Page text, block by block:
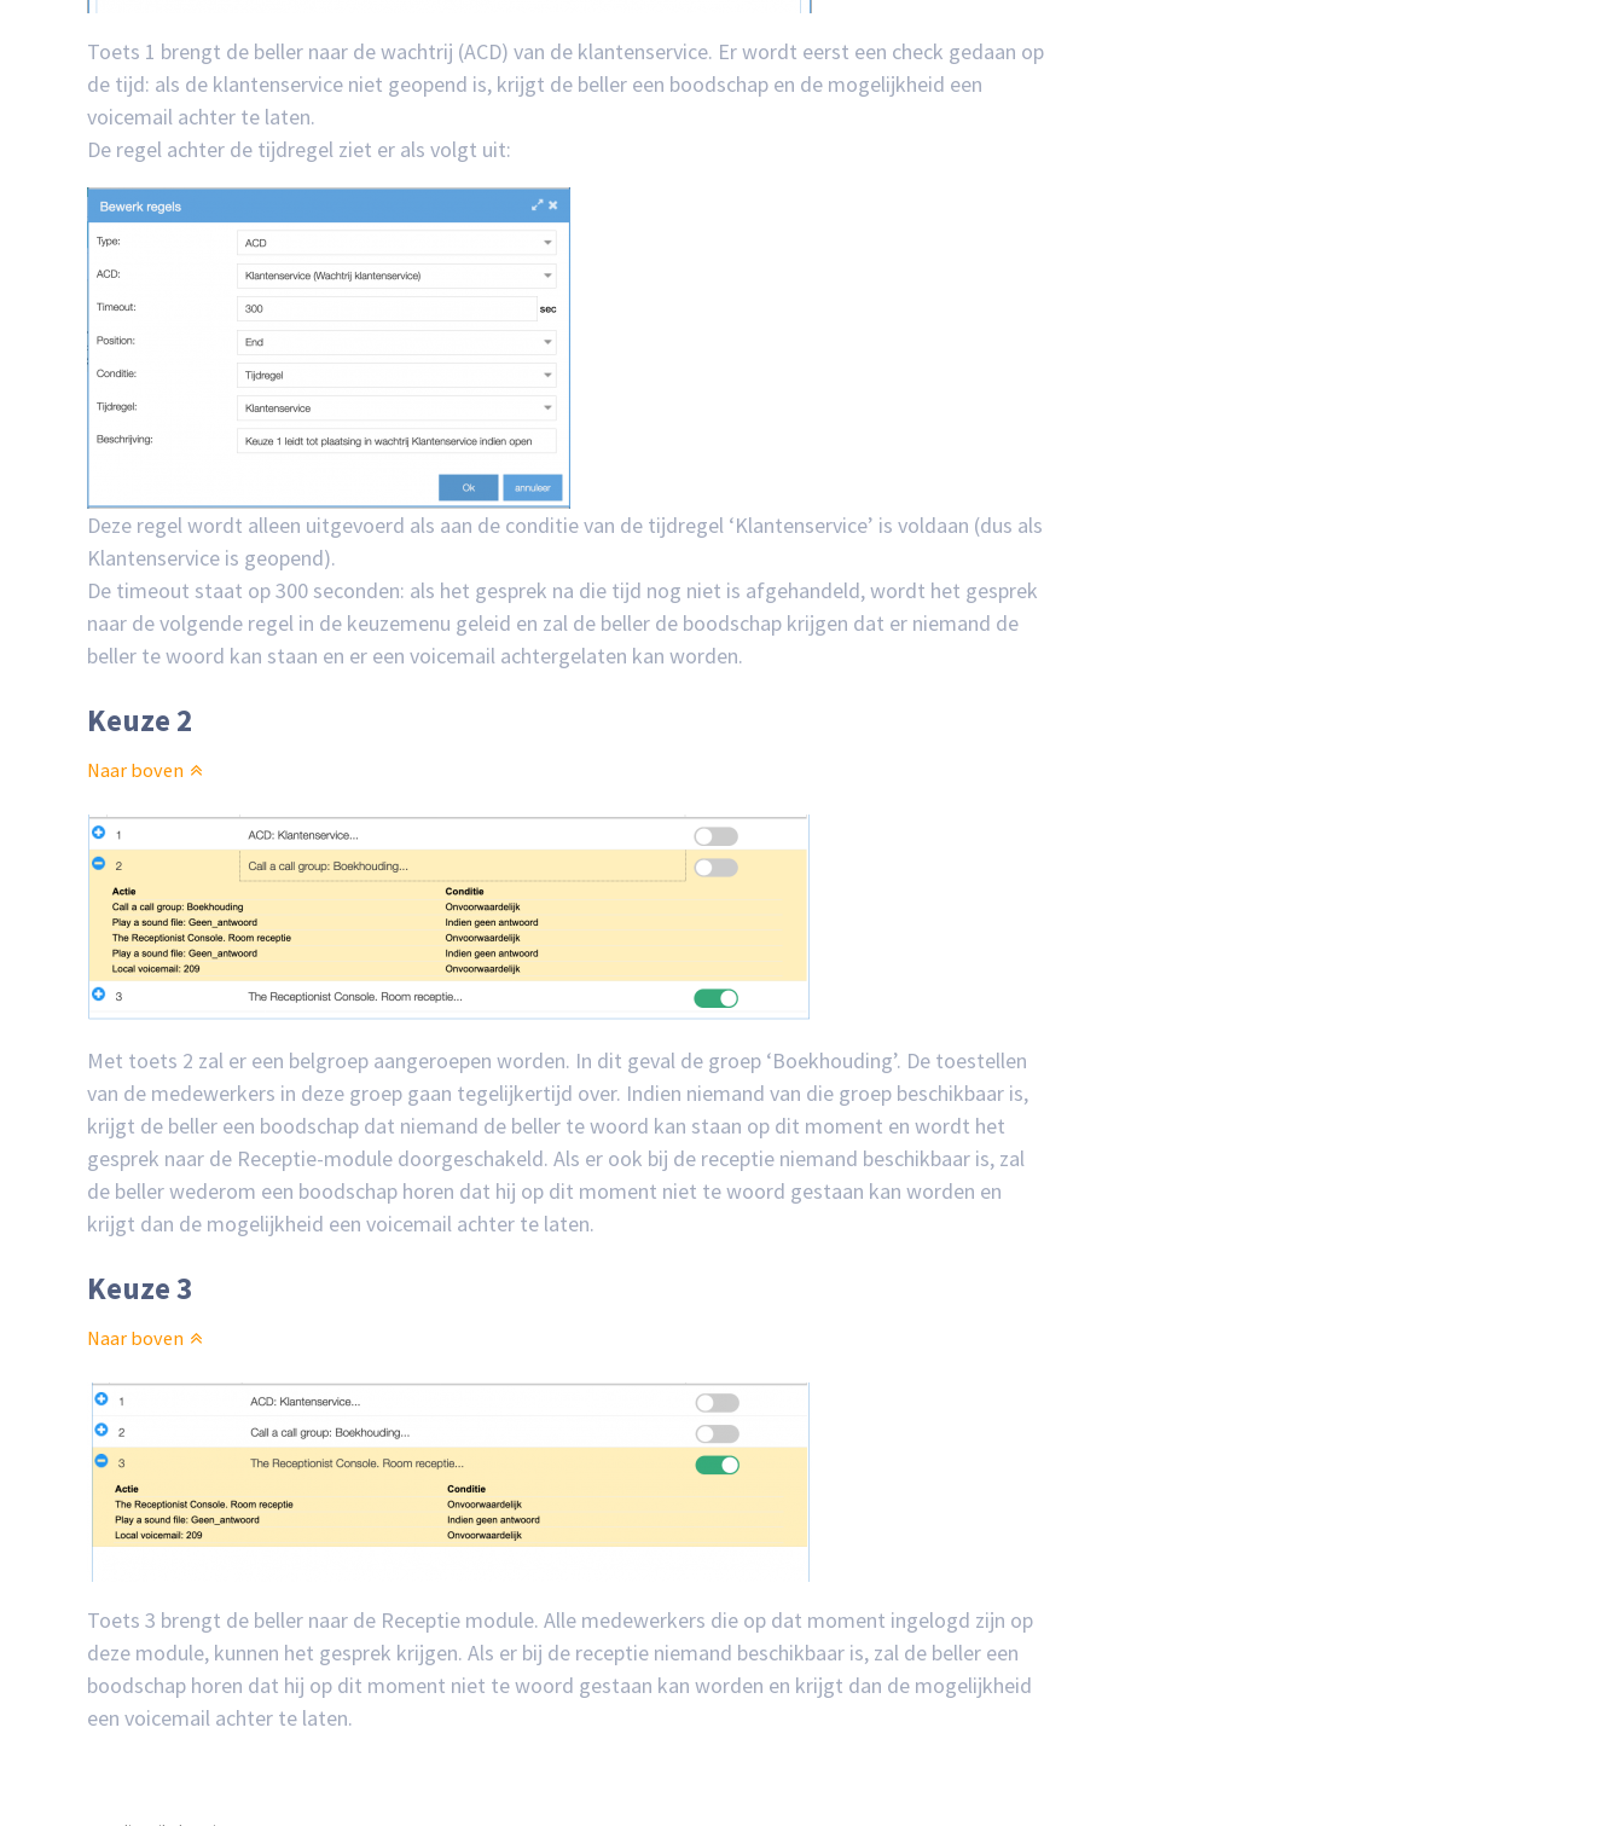
Toets 1 brengt de beller naar de wachtrij (ACD) van de klantenservice. Er wordt eerst een check gedaan op
de tijd: als de klantenservice niet geopend is, krijgt de beller een boodschap en de mogelijkheid een
voicemail achter te laten.
De regel achter de tijdregel ziet er als volgt uit:
Deze regel wordt alleen uitgevoerd als aan de conditie van de tijdregel ‘Klantenservice’ is voldaan (dus als
Klantenservice is geopend).
De timeout staat op 300 seconden: als het gesprek na die tijd nog niet is afgehandeld, wordt het gesprek
naar de volgende regel in de keuzemenu geleid en zal de beller de boodschap krijgen dat er niemand de
beller te woord kan staan en er een voicemail achtergelaten kan worden.
Keuze 2
Naar boven
Met toets 2 zal er een belgroep aangeroepen worden. In dit geval de groep ‘Boekhouding’. De toestellen
van de medewerkers in deze groep gaan tegelijkertijd over. Indien niemand van die groep beschikbaar is,
krijgt de beller een boodschap dat niemand de beller te woord kan staan op dit moment en wordt het
gesprek naar de Receptie-module doorgeschakeld. Als er ook bij de receptie niemand beschikbaar is, zal
de beller wederom een boodschap horen dat hij op dit moment niet te woord gestaan kan worden en
krijgt dan de mogelijkheid een voicemail achter te laten.
Keuze 3
Naar boven
Toets 3 brengt de beller naar de Receptie module. Alle medewerkers die op dat moment ingelogd zijn op
deze module, kunnen het gesprek krijgen. Als er bij de receptie niemand beschikbaar is, zal de beller een
boodschap horen dat hij op dit moment niet te woord gestaan kan worden en krijgt dan de mogelijkheid
een voicemail achter te laten.